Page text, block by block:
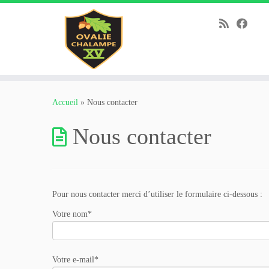
Accueil » Nous contacter
Nous contacter
Pour nous contacter merci d’utiliser le formulaire ci-dessous :
Votre nom*
Votre e-mail*